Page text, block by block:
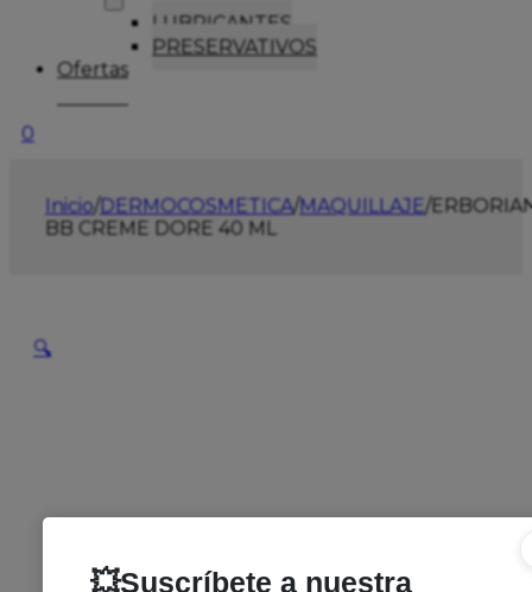
LUBRICANTES
PRESERVATIVOS
Ofertas
0
Inicio/DERMOCOSMETICA/MAQUILLAJE/
BB CREME DORE 40 ML
🔍